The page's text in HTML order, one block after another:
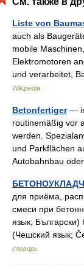
Liste von
auch als
mobile
Elektromotoren
und verarbeitet,
Wikipedia
Betonfertiger—
routinemäßig vor
werden.
und Parkflächen
Autobahnbau
для приёма,
смеси при
язык; Български)
(Чешский язык;
словарь